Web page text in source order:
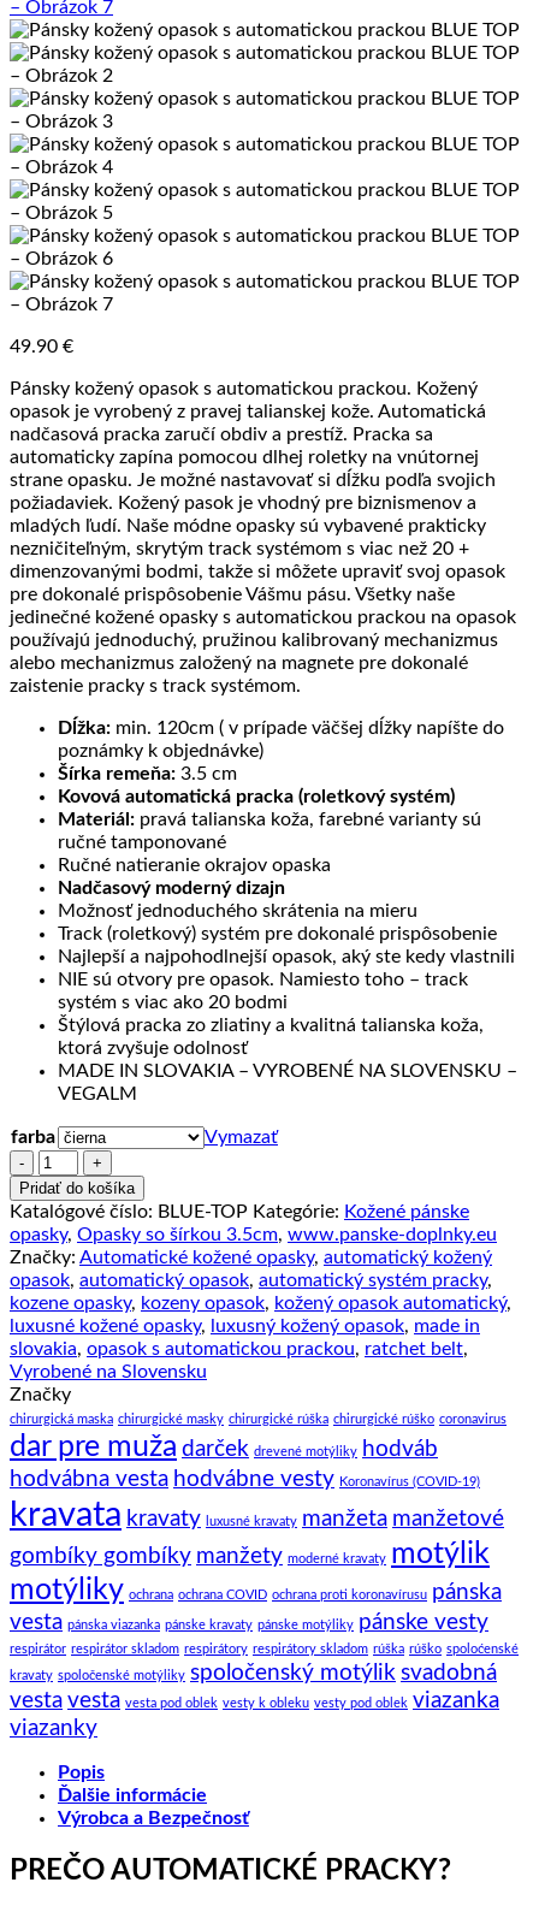
49.90 €
Pánsky kožený opasok s automatickou prackou. Kožený
opasok je vyrobený z pravej talianskej kože. Automatická
nadčasová pracka zaručí obdiv a prestíž. Pracka sa
automaticky zapína pomocou dlhej roletky na vnútornej
strane opasku. Je možné nastavovať si dĺžku podľa svojich
požiadaviek. Kožený pasok je vhodný pre biznismenov a
mladých ľudí. Naše módne opasky sú vybavené prakticky
nezničiteľným, skrytým track systémom s viac než 20 +
dimenzovanými bodmi, takže si môžete upraviť svoj opasok
pre dokonalé prispôsobenie Vášmu pásu. Všetky naše
jedinečné kožené opasky s automatickou prackou na opasok
používajú jednoduchý, pružinou kalibrovaný mechanizmus
alebo mechanizmus založený na magnete pre dokonalé
zaistenie pracky s track systémom.
Dĺžka: min. 120cm ( v prípade väčšej dĺžky napíšte do
poznámky k objednávke)
Šírka remeňa: 3.5 cm
Kovová automatická pracka (roletkový systém)
Materiál: pravá talianska koža, farebné varianty sú
ručné tamponované
Ručné natieranie okrajov opaska
Nadčasový moderný dizajn
Možnosť jednoduchého skrátenia na mieru
Track (roletkový) systém pre dokonalé prispôsobenie
Najlepší a najpohodlnejší opasok, aký ste kedy vlastnili
NIE sú otvory pre opasok. Namiesto toho – track
systém s viac ako 20 bodmi
Štýlová pracka zo zliatiny a kvalitná talianska koža,
ktorá zvyšuje odolnosť
MADE IN SLOVAKIA – VYROBENÉ NA SLOVENSKU –
VEGALM
farba
Vymazať
množstvo
Pánsky
kožený
opasok
s
automatickou
prackou
BLUE
TOP
Pridať do košíka
Katalógové číslo: BLUE-TOP Kategórie: Kožené pánske
opasky, Opasky so šírkou 3.5cm, www.panske-doplnky.eu
Značky: Automatické kožené opasky, automatický kožený
opasok, automatický opasok, automatický systém pracky,
kozene opasky, kozeny opasok, kožený opasok automatický,
luxusné kožené opasky, luxusný kožený opasok, made in
slovakia, opasok s automatickou prackou, ratchet belt,
Vyrobené na Slovensku
Značky
chirurgická maska chirurgické masky chirurgické rúška chirurgické rúško coronavirus
dar pre muža darček drevené motýliky
hodváb
hodvábna vesta hodvábne vesty Koronavírus (COVID-19)
kravata kravaty luxusné kravaty manžeta manžetové
gombíky gombíky manžety moderné kravaty motýlik
motýliky ochrana ochrana COVID ochrana proti koronavírusu pánska
vesta pánska viazanka pánske kravaty pánske motýliky pánske vesty
respirátor respirátor skladom respirátory respirátory skladom rúška rúško spoloćenské
kravaty spoločenské motýliky spoločenský motýlik svadobná
vesta vesta vesta pod oblek vesty k obleku vesty pod oblek viazanka
viazanky
Popis
Ďalšie informácie
Výrobca a Bezpečnosť
PREČO AUTOMATICKÉ PRACKY?